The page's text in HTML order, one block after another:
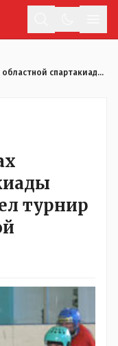
В Костанае в рамках областной спартакиады школьников прошел турнир по хоккею с шайбой
турнир